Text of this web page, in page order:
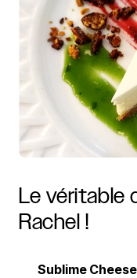
Le véritable
Rachel !
Sublime